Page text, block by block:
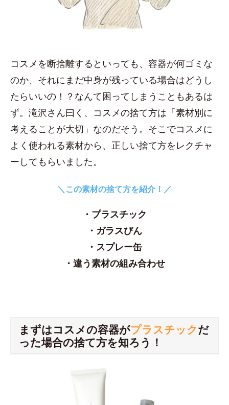
コスメを断捨離するといっても、容器が何ゴミな
のか、それにまだ中身が残っている場合はどうし
たらいいの！？なんて困ってしまうこともあるは
ず。滝沢さん曰く、コスメの捨て方は「素材別に
考えることが大切」なのだそう。そこでコスメに
よく使われる素材から、正しい捨て方をレクチャ
ーしてもらいました。
＼この素材の捨て方を紹介！／
・プラスチック
・ガラスびん
・スプレー缶
・違う素材の組み合わせ
まずはコスメの容器がプラスチックだ
った場合の捨て方を知ろう！